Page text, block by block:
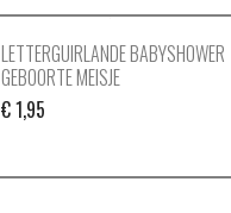
LETTERGUIRLANDE BABYSHOWER
GEBOORTE MEISJE
€1,95